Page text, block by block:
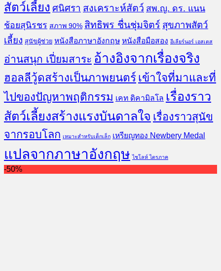
สัตว์เลี้ยง ศนิศรา สงเคราะห์สัตว์ สพ.ญ. ดร. แนน
ช้อยสุนิรชร สภาพ 90% สิทธิพร ชื่นชุ่มจิตร์ สุขภาพสัตว์
เลี้ยง สุนัขผู้ช่วย หนังสือภาษาอังกฤษ หนังสือมือสอง อีเลียร์นอร์ เอสเตส
อ่านสนุก เปี่ยมสาระ อ้างอิงจากเรื่องจริง
ฮอลลีวู้ดสร้างเป็นภาพยนตร์ เข้าใจที่มาและที่
ไปของปัญหาพฤติกรรม เคท ดิคามิลโล เรื่องราว
สัตว์เลี้ยงสร้างแรงบันดาลใจ เรื่องราวสุนัข
จากรอบโลก เหมาะสำหรับเด็กเล็ก เหรียญทอง Newbery Medal
แปลจากภาษาอังกฤษ ไชโลห์ ไตรภาค
-50%